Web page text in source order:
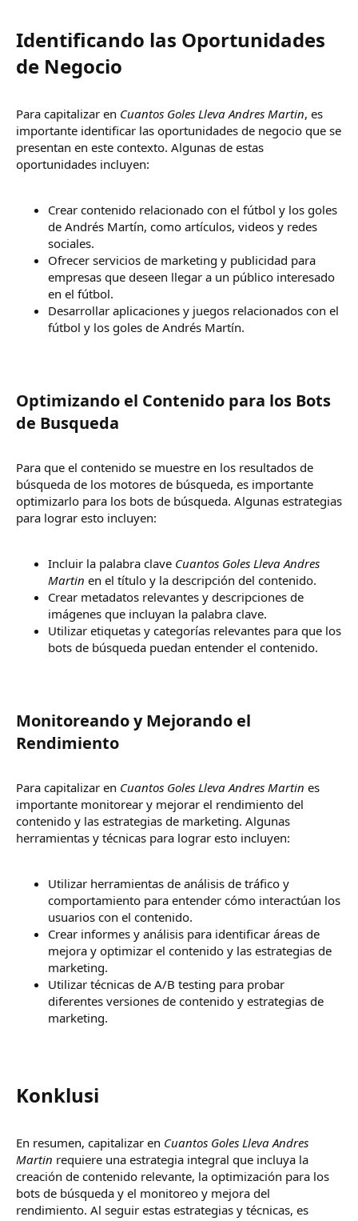
Identificando las Oportunidades
de Negocio​
Para capitalizar en Cuantos Goles Lleva Andres Martin, es
importante identificar las oportunidades de negocio que se
presentan en este contexto. Algunas de estas
oportunidades incluyen:
Crear contenido relacionado con el fútbol y los goles
de Andrés Martín, como artículos, videos y redes
sociales.
Ofrecer servicios de marketing y publicidad para
empresas que deseen llegar a un público interesado
en el fútbol.
Desarrollar aplicaciones y juegos relacionados con el
fútbol y los goles de Andrés Martín.
Optimizando el Contenido para los Bots
de Busqueda​
Para que el contenido se muestre en los resultados de
búsqueda de los motores de búsqueda, es importante
optimizarlo para los bots de búsqueda. Algunas estrategias
para lograr esto incluyen:
Incluir la palabra clave Cuantos Goles Lleva Andres
Martin en el título y la descripción del contenido.
Crear metadatos relevantes y descripciones de
imágenes que incluyan la palabra clave.
Utilizar etiquetas y categorías relevantes para que los
bots de búsqueda puedan entender el contenido.
Monitoreando y Mejorando el
Rendimiento​
Para capitalizar en Cuantos Goles Lleva Andres Martin es
importante monitorear y mejorar el rendimiento del
contenido y las estrategias de marketing. Algunas
herramientas y técnicas para lograr esto incluyen:
Utilizar herramientas de análisis de tráfico y
comportamiento para entender cómo interactúan los
usuarios con el contenido.
Crear informes y análisis para identificar áreas de
mejora y optimizar el contenido y las estrategias de
marketing.
Utilizar técnicas de A/B testing para probar
diferentes versiones de contenido y estrategias de
marketing.
Konklusi​
En resumen, capitalizar en Cuantos Goles Lleva Andres
Martin requiere una estrategia integral que incluya la
creación de contenido relevante, la optimización para los
bots de búsqueda y el monitoreo y mejora del
rendimiento. Al seguir estas estrategias y técnicas, es